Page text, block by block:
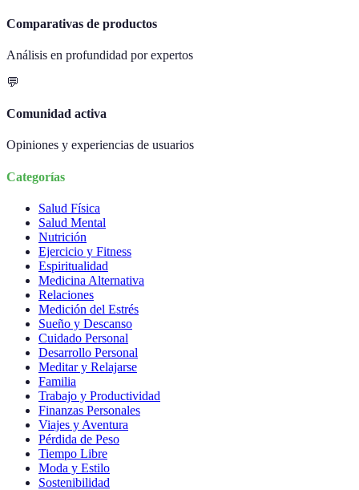
Comparativas de productos
Análisis en profundidad por expertos
💬
Comunidad activa
Opiniones y experiencias de usuarios
Categorías
Salud Física
Salud Mental
Nutrición
Ejercicio y Fitness
Espiritualidad
Medicina Alternativa
Relaciones
Medición del Estrés
Sueño y Descanso
Cuidado Personal
Desarrollo Personal
Meditar y Relajarse
Familia
Trabajo y Productividad
Finanzas Personales
Viajes y Aventura
Pérdida de Peso
Tiempo Libre
Moda y Estilo
Sostenibilidad